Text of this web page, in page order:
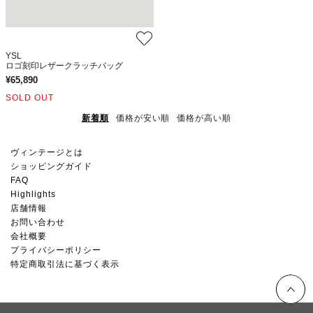
YSL
ロゴ刻印レザークラッチバッグ
¥65,890
SOLD OUT
新着順 価格が安い順 価格が高い順
ヴィンテージとは
ショッピングガイド
FAQ
Highlights
店舗情報
お問い合わせ
会社概要
プライバシーポリシー
特定商取引法に基づく表示